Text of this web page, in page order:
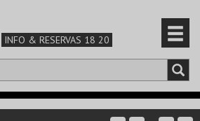
INFO & RESERVAS 18 20